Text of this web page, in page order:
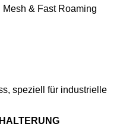
& Fast Roaming
speziell für industrielle